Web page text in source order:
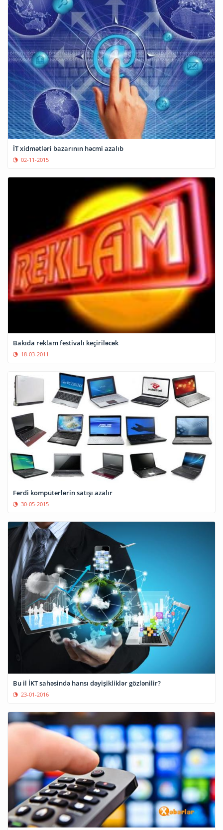
İT xidmətləri bazarının həcmi azalıb
02-11-2015
Bakıda reklam festivalı keçiriləcək
18-03-2011
Fərdi kompüterlərin satışı azalır
30-05-2015
Bu il İKT sahəsində hansı dəyişikliklər gözlənilir?
23-01-2016